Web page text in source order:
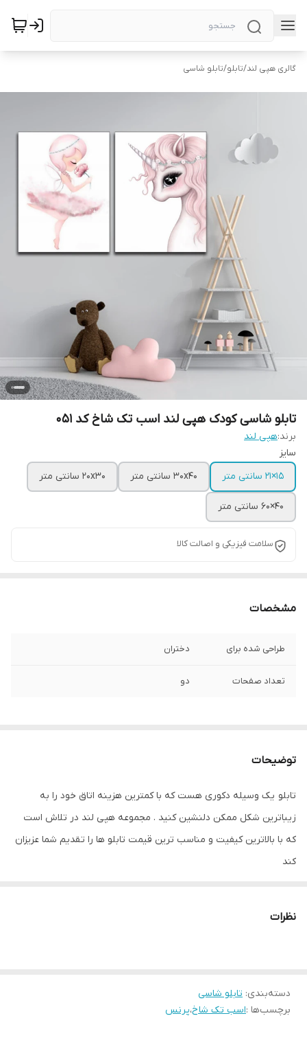
گالری هپی لند/تابلو/تابلو شاسی
تابلو شاسی کودک هپی لند اسب تک شاخ کد 051
برند:هپی لند
سایز
15×21 سانتی متر
30x40 سانتی متر 20x30 سانتی متر
40×60 سانتی متر
سلامت فیزیکی و اصالت کالا
مشخصات
طراحی شده برای دختران
تعداد صفحات دو
توضیحات
تابلو یک وسیله دکوری هست که با کمترین هزینه اتاق خود را به
زیباترین شکل ممکن دلنشین کنید . مجموعه هپی لند در تلاش است
که با بالاترین کیفیت و مناسب ترین قیمت تابلو ها را تقدیم شما عزیزان
کند
زمان رنگ ان تغییر نمیکند
نظرات
دسته‌بندی: تابلو شاسی
برچسب‌ها :اسب تک شاخ،پرنس